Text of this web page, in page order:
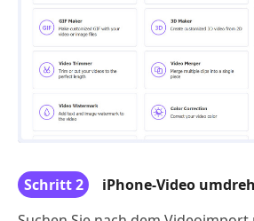
Schritt 2
iPhone-Video